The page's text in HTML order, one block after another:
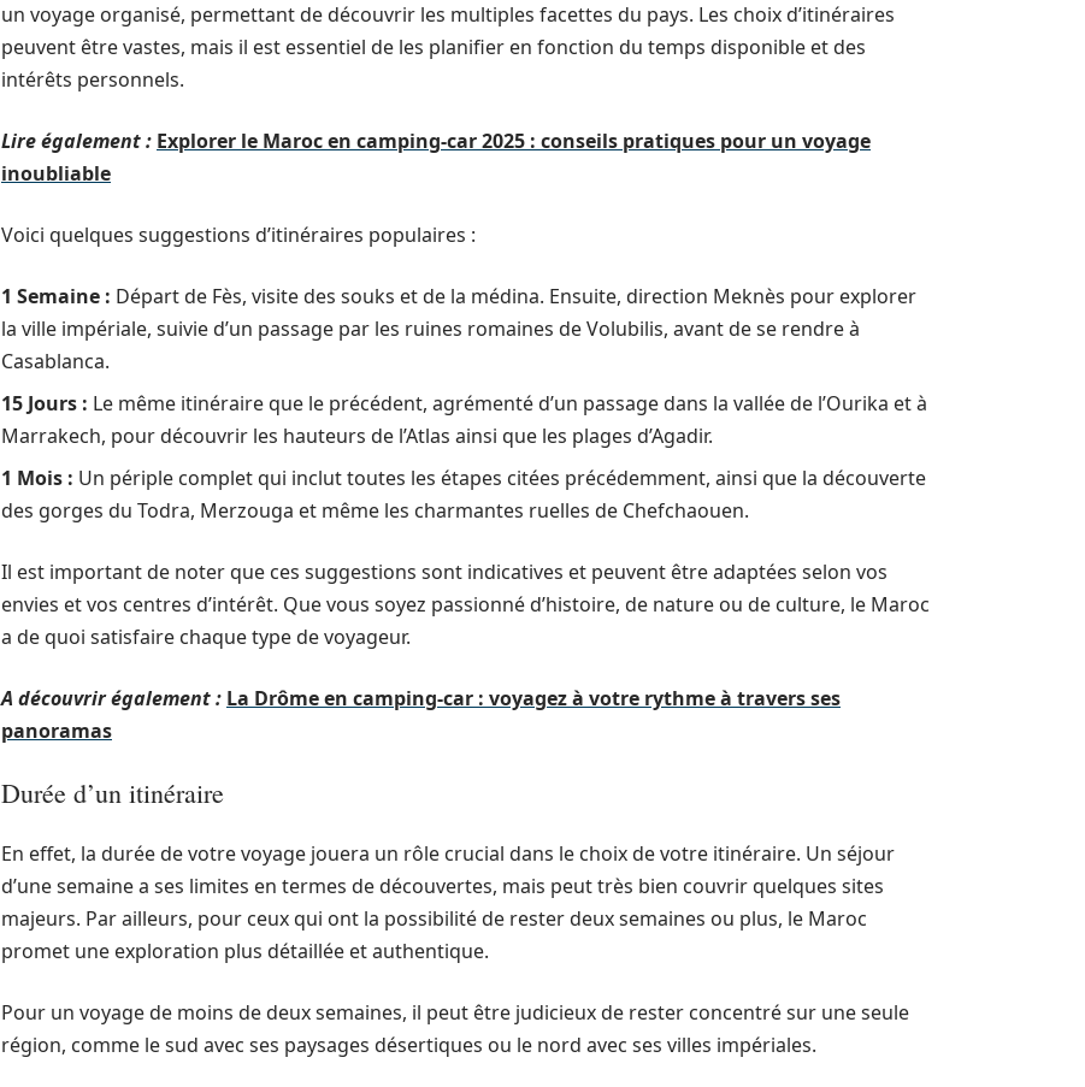
un voyage organisé, permettant de découvrir les multiples facettes du pays. Les choix d’itinéraires
peuvent être vastes, mais il est essentiel de les planifier en fonction du temps disponible et des
intérêts personnels.
Lire également : Explorer le Maroc en camping-car 2025 : conseils pratiques pour un voyage
inoubliable
Voici quelques suggestions d’itinéraires populaires :
1 Semaine : Départ de Fès, visite des souks et de la médina. Ensuite, direction Meknès pour explorer
la ville impériale, suivie d’un passage par les ruines romaines de Volubilis, avant de se rendre à
Casablanca.
15 Jours : Le même itinéraire que le précédent, agrémenté d’un passage dans la vallée de l’Ourika et à
Marrakech, pour découvrir les hauteurs de l’Atlas ainsi que les plages d’Agadir.
1 Mois : Un périple complet qui inclut toutes les étapes citées précédemment, ainsi que la découverte
des gorges du Todra, Merzouga et même les charmantes ruelles de Chefchaouen.
Il est important de noter que ces suggestions sont indicatives et peuvent être adaptées selon vos
envies et vos centres d’intérêt. Que vous soyez passionné d’histoire, de nature ou de culture, le Maroc
a de quoi satisfaire chaque type de voyageur.
A découvrir également : La Drôme en camping-car : voyagez à votre rythme à travers ses
panoramas
Durée d’un itinéraire
En effet, la durée de votre voyage jouera un rôle crucial dans le choix de votre itinéraire. Un séjour
d’une semaine a ses limites en termes de découvertes, mais peut très bien couvrir quelques sites
majeurs. Par ailleurs, pour ceux qui ont la possibilité de rester deux semaines ou plus, le Maroc
promet une exploration plus détaillée et authentique.
Pour un voyage de moins de deux semaines, il peut être judicieux de rester concentré sur une seule
région, comme le sud avec ses paysages désertiques ou le nord avec ses villes impériales.